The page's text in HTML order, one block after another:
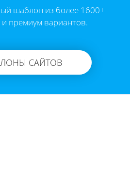
шаблон из более 1600+
и премиум вариантов.
САЙТОВ